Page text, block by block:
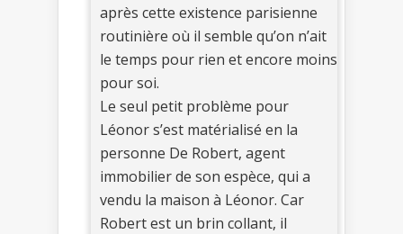
après cette existence parisienne
routinière où il semble qu’on n’ait
le temps pour rien et encore moins
pour soi.
Le seul petit problème pour
Léonor s’est matérialisé en la
personne De Robert, agent
immobilier de son espèce, qui a
vendu la maison à Léonor. Car
Robert est un brin collant, il